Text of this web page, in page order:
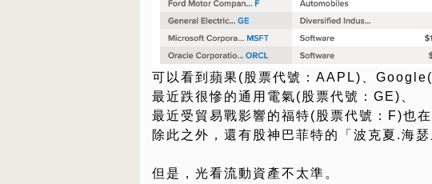
可以看到蘋果(股票代號：AAPL)、
最近跌很慘的通用電氣(股票代號：GE)、
最近受貿易戰影響的福特(股票代號：F)也在
除此之外，還有股神巴菲特的「波克夏.海
但是，光看流動資產不太準。